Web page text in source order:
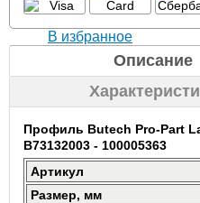
В избранное
Описание
Профиль Butech Pro-Part
B73132003 - 100005363
Артикул
Размер, мм